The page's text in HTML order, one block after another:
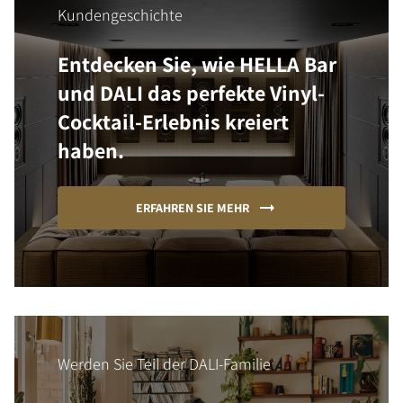
Kundengeschichte
Entdecken Sie, wie HELLA Bar
und DALI das perfekte Vinyl-
Cocktail-Erlebnis kreiert
haben.
ERFAHREN SIE MEHR
Werden Sie Teil der DALI-Familie